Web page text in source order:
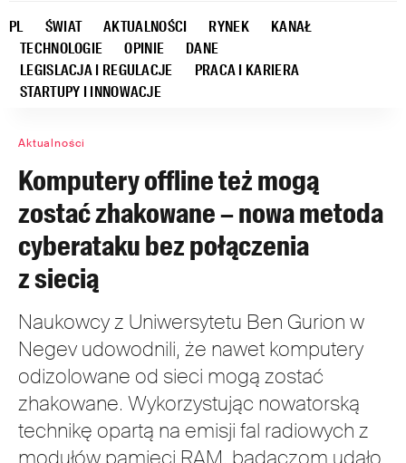
PL ŚWIAT AKTUALNOŚCI RYNEK
KANAŁ
TECHNOLOGIE
OPINIE
DANE
LEGISLACJA I REGULACJE
PRACA I KARIERA
STARTUPY I INNOWACJE
Aktualności
Komputery offline też mogą
zostać zhakowane – nowa metoda
cyberataku bez połączenia
z siecią
Naukowcy z Uniwersytetu Ben Gurion w
Negev udowodnili, że nawet komputery
odizolowane od sieci mogą zostać
zhakowane. Wykorzystując nowatorską
technikę opartą na emisji fal radiowych z